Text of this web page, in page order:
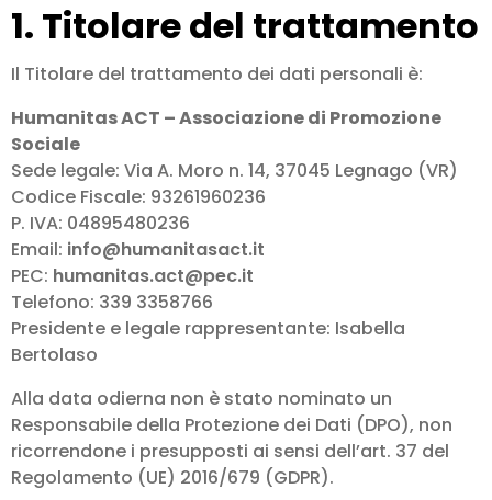
1. Titolare del trattamento
Il Titolare del trattamento dei dati personali è:
Humanitas ACT – Associazione di Promozione
Sociale
Sede legale: Via A. Moro n. 14, 37045 Legnago (VR)
Codice Fiscale: 93261960236
P. IVA: 04895480236
Email: info@humanitasact.it
PEC: humanitas.act@pec.it
Telefono: 339 3358766
Presidente e legale rappresentante: Isabella
Bertolaso
Alla data odierna non è stato nominato un
Responsabile della Protezione dei Dati (DPO), non
ricorrendone i presupposti ai sensi dell’art. 37 del
Regolamento (UE) 2016/679 (GDPR).